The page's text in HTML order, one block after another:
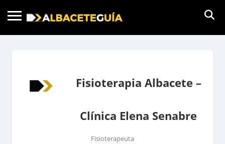
Fisioterapia Albacete –
Clínica Elena Senabre
Fisioterapeuta